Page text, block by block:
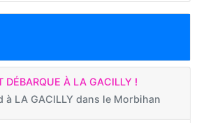
DÉBARQUE À LA GACILLY !
à LA GACILLY dans le Morbihan